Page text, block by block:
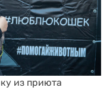
из приюта